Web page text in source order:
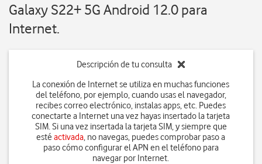
Galaxy S22+ 5G Android 12.0 para
Internet.
Descripción de tu consulta
La conexión de Internet se utiliza en muchas funciones
del teléfono, por ejemplo, cuando usas el navegador,
recibes correo electrónico, instalas apps, etc. Puedes
conectarte a Internet una vez hayas insertado la tarjeta
SIM. Si una vez insertada la tarjeta SIM, y siempre que
estéactivada, no navegas, puedes comprobar paso a
paso cómo configurar el APN en el teléfono para
navegar por Internet.